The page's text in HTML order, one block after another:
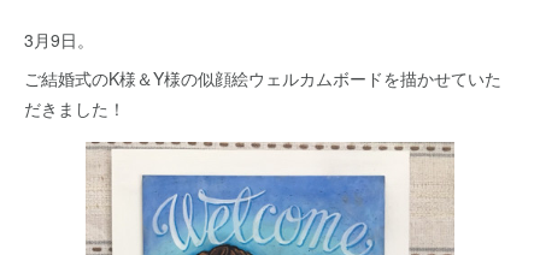
3月9日。
ご結婚式のK様＆Y様の似顔絵ウェルカムボードを描かせていた
だきました！